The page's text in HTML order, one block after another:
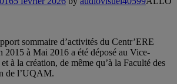
sommaire d’activités du Centr’ERE
2015 à Mai 2016 a été déposé au Vice-
à la création, de même qu’à la Faculté des
de l’UQAM.